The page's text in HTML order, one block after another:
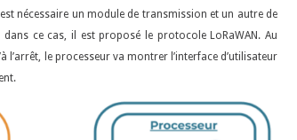
nécessaire un module de transmission et un autre de
ce cas, il est proposé le protocole LoRaWAN. Au
l’arrêt, le processeur va montrer l’interface d’utilisateur